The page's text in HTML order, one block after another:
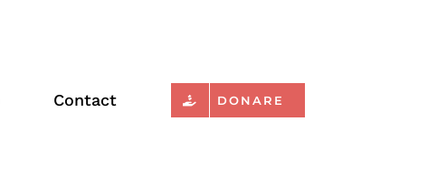
Contact DONARE